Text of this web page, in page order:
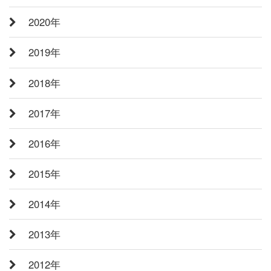
2020年
2019年
2018年
2017年
2016年
2015年
2014年
2013年
2012年